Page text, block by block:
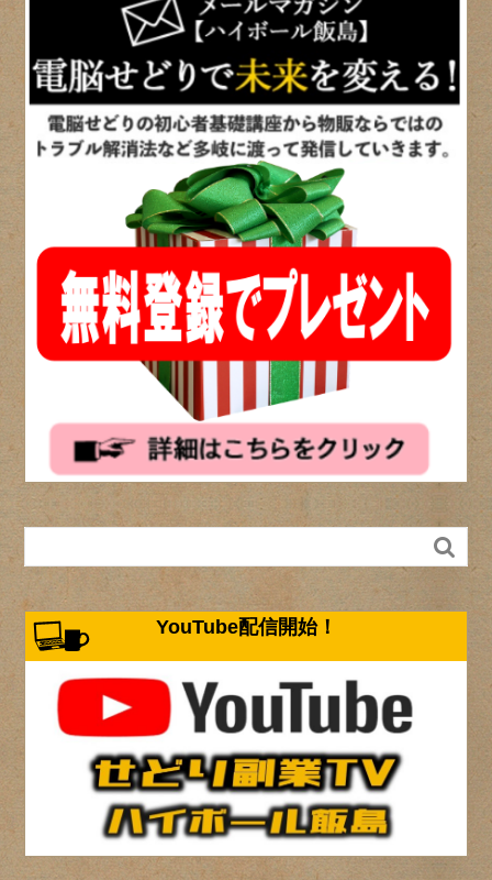

YouTube配信開始！